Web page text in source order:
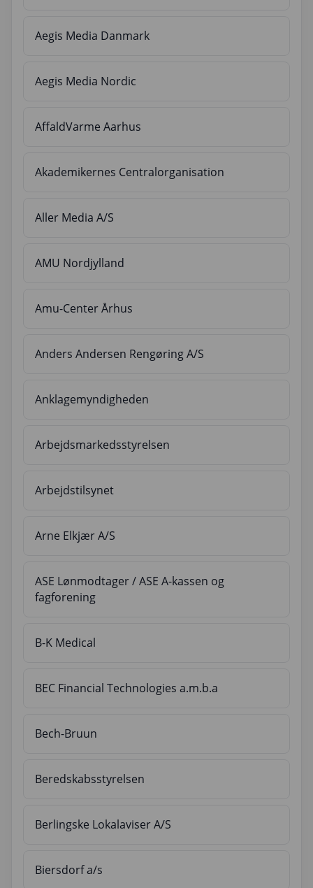
Aegis Media Danmark
Aegis Media Nordic
AffaldVarme Aarhus
Akademikernes Centralorganisation
Aller Media A/S
AMU Nordjylland
Amu-Center Århus
Anders Andersen Rengøring A/S
Anklagemyndigheden
Arbejdsmarkedsstyrelsen
Arbejdstilsynet
Arne Elkjær A/S
ASE Lønmodtager / ASE A-kassen og
fagforening
B-K Medical
BEC Financial Technologies a.m.b.a
Bech-Bruun
Beredskabsstyrelsen
Berlingske Lokalaviser A/S
Biersdorf a/s